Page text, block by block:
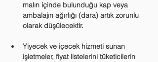
malın içinde bulunduğu kap veya
ambalajın ağırlığı (dara) artık zorunlu
olarak düşülecektir.
Yiyecek ve içecek hizmeti sunan
işletmeler, fiyat listelerini tüketicilerin